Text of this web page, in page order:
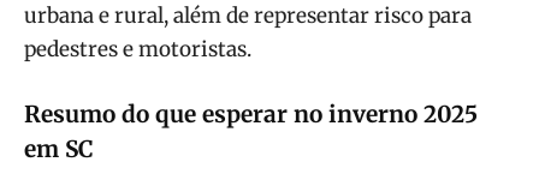
urbana e rural, além de representar risco para
pedestres e motoristas.
Resumo do que esperar no inverno 2025
em SC